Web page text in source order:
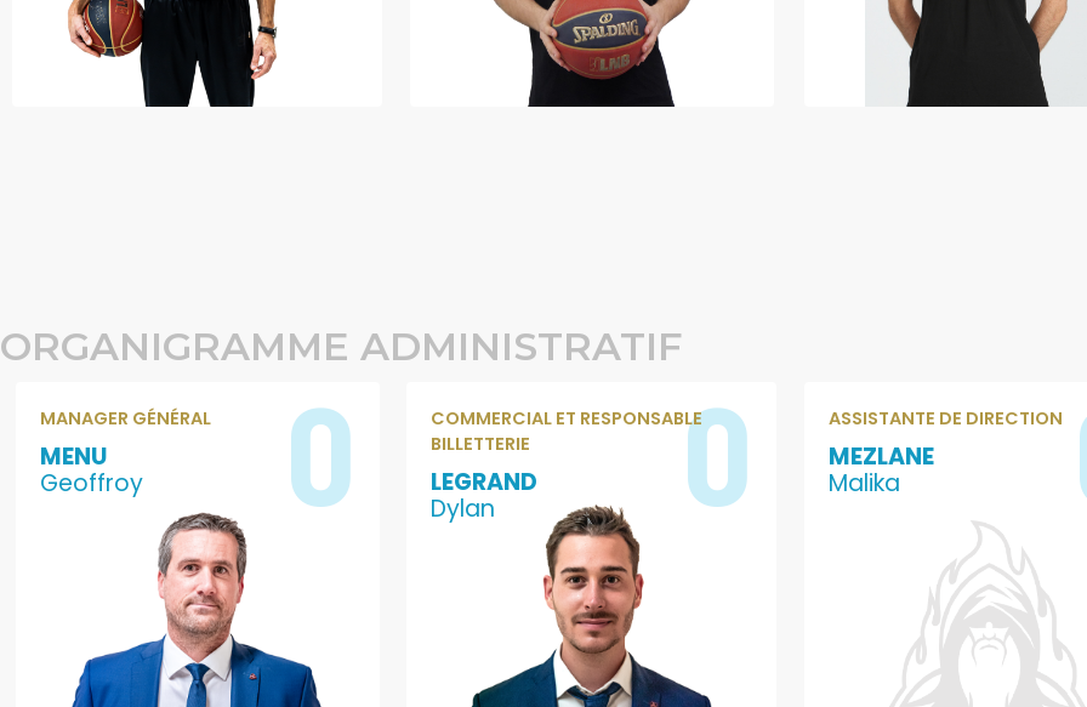
ORGANIGRAMME ADMINISTRATIF
MANAGER GÉNÉRAL
MENU
Geoffroy
0
COMMERCIAL ET RESPONSABLE
BILLETTERIE
LEGRAND
Dylan
0 ASSISTANTE DE DIRECTION
MEZLANE
Malika